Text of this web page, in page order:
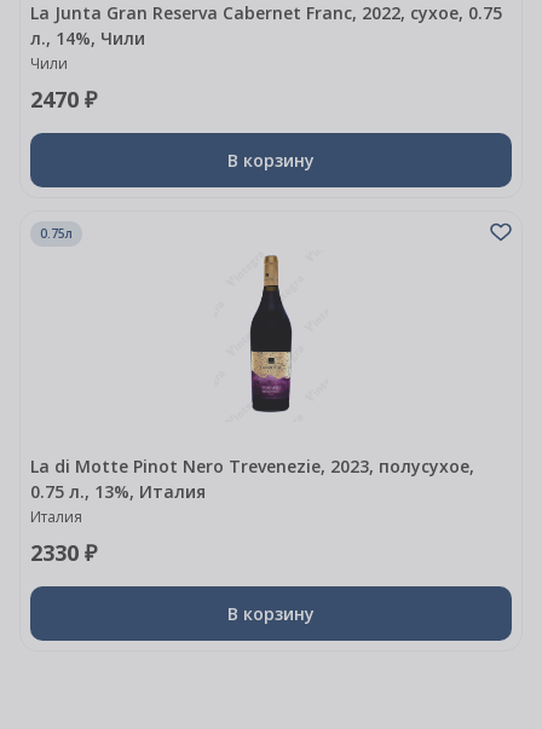
La Junta Gran Reserva Cabernet Franc, 2022, сухое, 0.75
л., 14%, Чили
Чили
2470 ₽
В корзину
0.75л
La di Motte Pinot Nero Trevenezie, 2023, полусухое,
0.75 л., 13%, Италия
Италия
2330 ₽
В корзину